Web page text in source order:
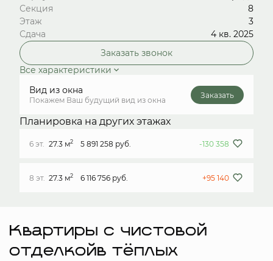
Секция
8
Этаж
3
Сдача
4 кв. 2025
Заказать звонок
Все характеристики
Вид из окна
Покажем Ваш будущий вид из окна
Заказать
Планировка на других этажах
6 эт. 27.3 м2 5 891 258 руб. -130 358
8 эт. 27.3 м2 6 116 756 руб. +95 140
Квартиры с чистовой
отделкойв тёплых